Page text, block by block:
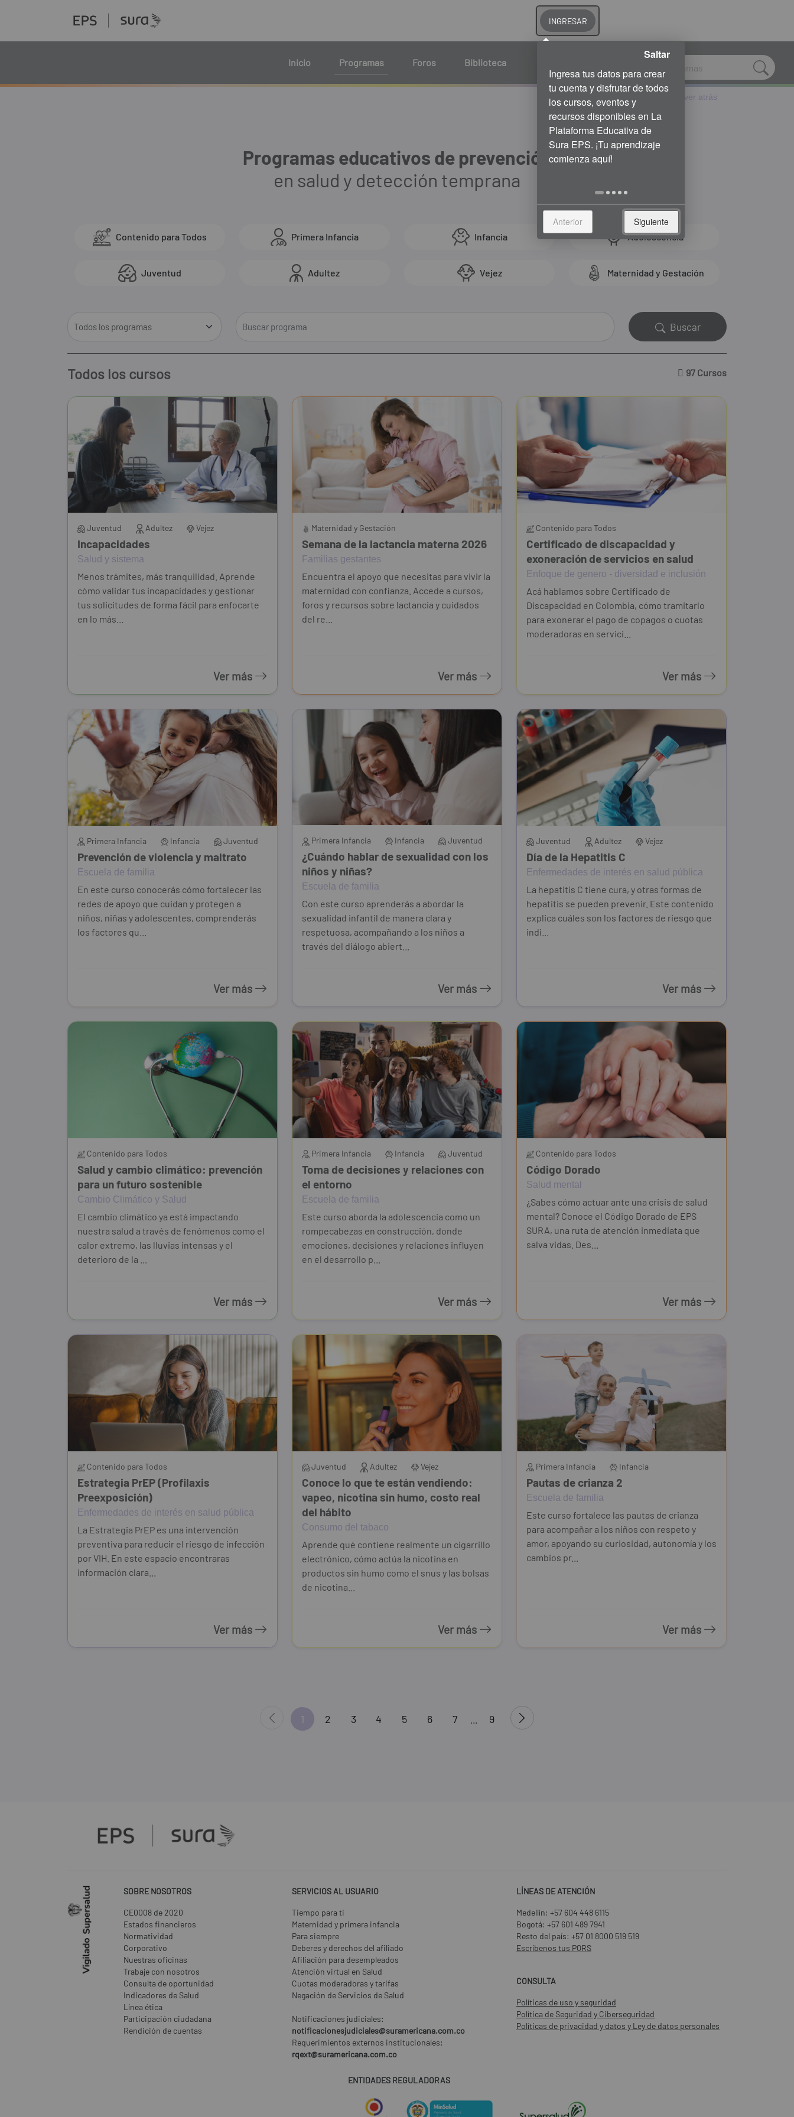
INGRESAR
Inicio Programas Foros Biblioteca
Volver atrás
Programas educativos de prevención
en salud y detección temprana
Contenido para Todos Primera Infancia Infancia Adolescencia
Juventud Adultez Vejez Maternidad y Gestación
Buscar
Todos los cursos 97 Cursos
Juventud Adultez Vejez
Incapacidades
Salud y sistema
Menos trámites, más tranquilidad. Aprende
cómo validar tus incapacidades y gestionar
tus solicitudes de forma fácil para enfocarte
en lo más...
Ver más
Maternidad y Gestación
Semana de la lactancia materna 2026
Familias gestantes
Encuentra el apoyo que necesitas para vivir la
maternidad con confianza. Accede a cursos,
foros y recursos sobre lactancia y cuidados
del re...
Ver más
Contenido para Todos
Certificado de discapacidad y
exoneración de servicios en salud
Enfoque de genero - diversidad e inclusión
Acá hablamos sobre Certificado de
Discapacidad en Colombia, cómo tramitarlo
para exonerar el pago de copagos o cuotas
moderadoras en servici...
Ver más
Primera Infancia Infancia Juventud
Prevención de violencia y maltrato
Escuela de familia
En este curso conocerás cómo fortalecer las
redes de apoyo que cuidan y protegen a
niños, niñas y adolescentes, comprenderás
los factores qu...
Ver más
Primera Infancia Infancia Juventud
¿Cuándo hablar de sexualidad con los
niños y niñas?
Escuela de familia
Con este curso aprenderás a abordar la
sexualidad infantil de manera clara y
respetuosa, acompañando a los niños a
través del diálogo abiert...
Ver más
Juventud Adultez Vejez
Día de la Hepatitis C
Enfermedades de interés en salud pública
La hepatitis C tiene cura, y otras formas de
hepatitis se pueden prevenir. Este contenido
explica cuáles son los factores de riesgo que
indi...
Ver más
Contenido para Todos
Salud y cambio climático: prevención
para un futuro sostenible
Cambio Climático y Salud
El cambio climático ya está impactando
nuestra salud a través de fenómenos como el
calor extremo, las lluvias intensas y el
deterioro de la ...
Ver más
Primera Infancia Infancia Juventud
Toma de decisiones y relaciones con
el entorno
Escuela de familia
Este curso aborda la adolescencia como un
rompecabezas en construcción, donde
emociones, decisiones y relaciones influyen
en el desarrollo p...
Ver más
Contenido para Todos
Código Dorado
Salud mental
¿Sabes cómo actuar ante una crisis de salud
mental? Conoce el Código Dorado de EPS
SURA, una ruta de atención inmediata que
salva vidas. Des...
Ver más
Contenido para Todos
Estrategia PrEP (Profilaxis
Preexposición)
Enfermedades de interés en salud pública
La Estrategia PrEP es una intervención
preventiva para reducir el riesgo de infección
por VIH. En este espacio encontraras
información clara...
Ver más
Juventud Adultez Vejez
Conoce lo que te están vendiendo:
vapeo, nicotina sin humo, costo real
del hábito
Consumo del tabaco
Aprende qué contiene realmente un cigarrillo
electrónico, cómo actúa la nicotina en
productos sin humo como el snus y las bolsas
de nicotina...
Ver más
Primera Infancia Infancia
Pautas de crianza 2
Escuela de familia
Este curso fortalece las pautas de crianza
para acompañar a los niños con respeto y
amor, apoyando su curiosidad, autonomía y los
cambios pr...
Ver más
1 2 3 4 5 6 7 9
SOBRE NOSOTROS
CE0008 de 2020
Estados financieros
Normatividad
Corporativo
Nuestras oficinas
Trabaje con nosotros
Consulta de oportunidad
Indicadores de Salud
Línea ética
Participación ciudadana
Rendición de cuentas
SERVICIOS AL USUARIO
Tiempo para ti
Maternidad y primera infancia
Para siempre
Deberes y derechos del afiliado
Afiliación para desempleados
Atención virtual en Salud
Cuotas moderadoras y tarifas
Negación de Servicios de Salud
Notificaciones judiciales:
notificacionesjudiciales@suramericana.com.co
Requerimientos externos institucionales:
rqext@suramericana.com.co
LÍNEAS DE ATENCIÓN
Medellín: +57 604 448 6115
Bogotá: +57 601 489 7941
Resto del país: +57 01 8000 519 519
Escríbenos tus PQRS
CONSULTA
Políticas de uso y seguridad
Política de Seguridad y Ciberseguridad
Políticas de privacidad y datos y Ley de datos personales
ENTIDADES REGULADORAS
Saltar
Anterior Siguiente